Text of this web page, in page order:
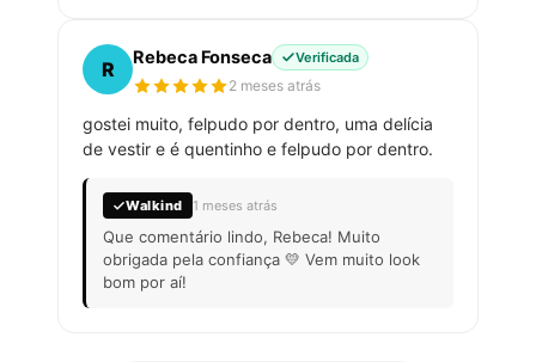
R
Rebeca Fonseca Verificada
2 meses atrás
gostei muito, felpudo por dentro, uma delícia
de vestir e é quentinho e felpudo por dentro.
Walkind 1 meses atrás
Que comentário lindo, Rebeca! Muito
obrigada pela confiança 💛 Vem muito look
bom por aí!